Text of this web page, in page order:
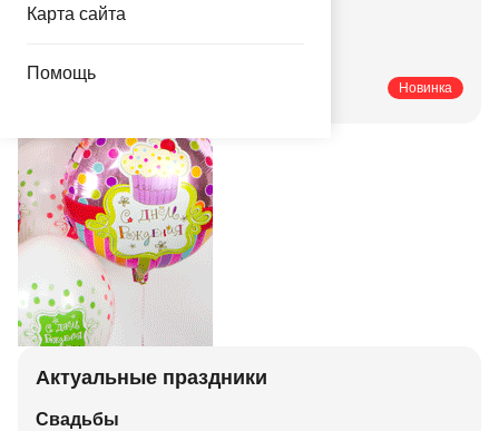
Карта сайта
Помощь
Купить мелким оптом
Печатные каталоги
Новинка
Актуальные праздники
Свадьбы